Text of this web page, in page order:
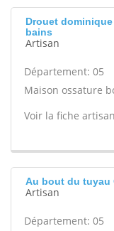
Drouet
bains
Artisan
Département: 05
Maison ossature
Voir la fiche
Au bout du tuyau
Artisan
Département: 05